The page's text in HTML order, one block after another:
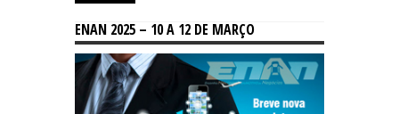
ENAN 2025 – 10 A 12 DE MARÇO